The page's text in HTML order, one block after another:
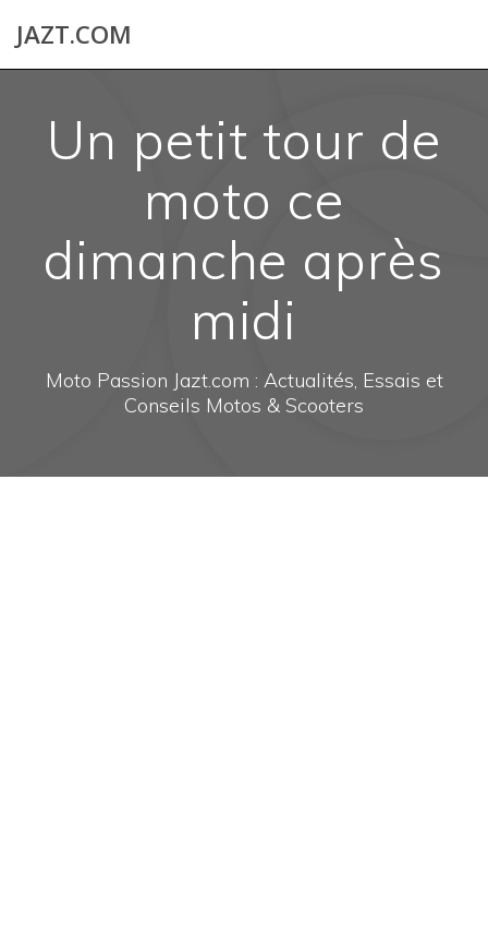
JAZT.COM
Un petit tour de
moto ce
dimanche après
midi
Moto Passion Jazt.com : Actualités, Essais et
Conseils Motos & Scooters